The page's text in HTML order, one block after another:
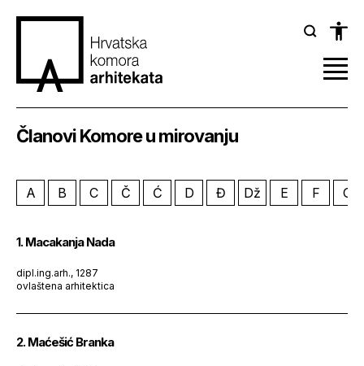
Članovi Komore u mirovanju
A B C Č Ć D Đ Dž E F G
1. Macakanja Nada
dipl.ing.arh., 1287
ovlaštena arhitektica
2. Maćešić Branka